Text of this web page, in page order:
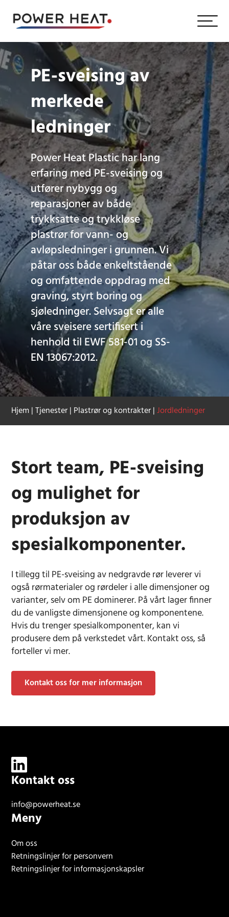
PE-sveising av
merkede
ledninger
Power Heat Plastic har lang
erfaring med PE-sveising og
utfører nybygg og
reparasjoner av både
trykksatte og trykkløse
plastrør for vann- og
avløpsledninger i grunnen. Vi
påtar oss både enkeltstående
og omfattende oppdrag med
graving, styrt boring og
sjøledninger. Selvsagt er alle
våre sveisere sertifisert i
henhold til EWF 581-01 og SS-
EN 13067:2012.
Hjem |Tjenester| Plastrør og kontrakter|Jordledninger
Stort team, PE-sveising
og mulighet for
produksjon av
spesialkomponenter.
I tillegg til PE-sveising av nedgravde rør leverer vi
også rørmaterialer og rørdeler i alle dimensjoner og
varianter, selv om PE dominerer. På vårt lager finner
du de vanligste dimensjonene og komponentene.
Hvis du trenger spesialkomponenter, kan vi
produsere dem på verkstedet vårt. Kontakt oss, så
forteller vi mer.
Kontakt oss for mer informasjon
Kontakt oss
info@powerheat.se
Meny
Om oss
Retningslinjer for personvern
Retningslinjer for informasjonskapsler